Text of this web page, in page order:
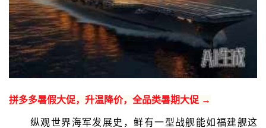
拼多多暑假大促，升温降价，全品类暑期大促 →
纵观世界海军发展史，鲜有一型战舰能如福建舰这